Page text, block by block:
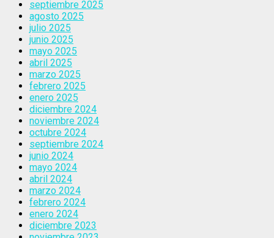
septiembre 2025
agosto 2025
julio 2025
junio 2025
mayo 2025
abril 2025
marzo 2025
febrero 2025
enero 2025
diciembre 2024
noviembre 2024
octubre 2024
septiembre 2024
junio 2024
mayo 2024
abril 2024
marzo 2024
febrero 2024
enero 2024
diciembre 2023